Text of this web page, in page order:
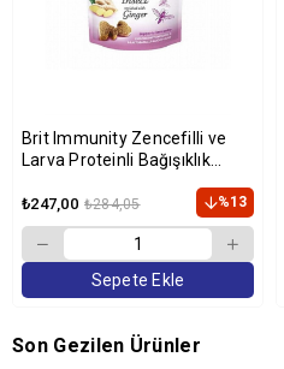
Brit Immunity Zencefilli ve
Larva Proteinli Bağışıklık
gr
₺247,00 ₺284,05 %13
Sepete Ekle
Son Gezilen Ürünler